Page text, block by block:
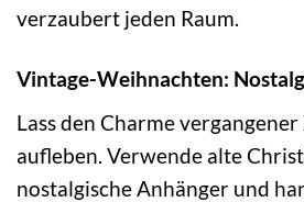
verzaubert jeden Raum.
Vintage-Weihnachten:
Lass den Charme
aufleben. Verwende alte
nostalgische Anhänger und